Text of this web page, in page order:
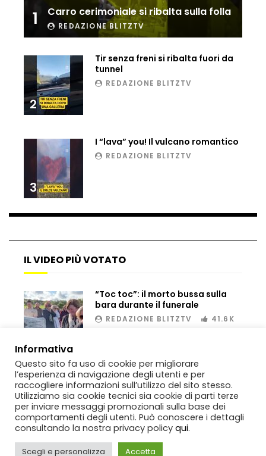
1 Carro cerimoniale si ribalta sulla folla
REDAZIONE BLITZTV
2
Tir senza freni si ribalta fuori da
tunnel
REDAZIONE BLITZTV
3
I “lava” you! Il vulcano romantico
REDAZIONE BLITZTV
IL VIDEO PIÙ VOTATO
00:02
“Toc toc”: il morto bussa sulla
bara durante il funerale
REDAZIONE BLITZTV 41.6K
Informativa
Questo sito fa uso di cookie per migliorare
l’esperienza di navigazione degli utenti e per
raccogliere informazioni sull’utilizzo del sito stesso.
Utilizziamo sia cookie tecnici sia cookie di parti terze
per inviare messaggi promozionali sulla base dei
comportamenti degli utenti. Può conoscere i dettagli
consultando la nostra privacy policy qui.
Scegli e personalizza Accetta